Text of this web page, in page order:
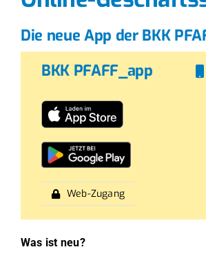
Die neue App der BKK
BKK PFAFF_app
Web-Zugang
Was ist neu?